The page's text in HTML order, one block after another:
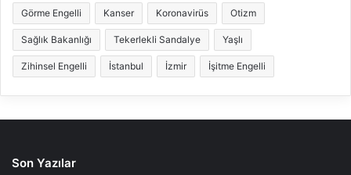
Görme Engelli Kanser Koronavirüs Otizm
Sağlık Bakanlığı Tekerlekli Sandalye Yaşlı
Zihinsel Engelli İstanbul İzmir İşitme Engelli
Son Yazılar